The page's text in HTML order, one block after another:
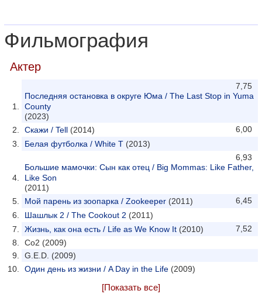
Фильмография
Актер
7,75
Последняя остановка в округе Юма / The Last Stop in Yuma
County
(2023)
6,00
Скажи / Tell (2014)
Белая футболка / White T (2013)
6,93
Большие мамочки: Сын как отец / Big Mommas: Like Father,
Like Son
(2011)
6,45
Мой парень из зоопарка / Zookeeper (2011)
Шашлык 2 / The Cookout 2 (2011)
7,52
Жизнь, как она есть / Life as We Know It (2010)
Co2 (2009)
G.E.D. (2009)
Один день из жизни / A Day in the Life (2009)
[Показать все]